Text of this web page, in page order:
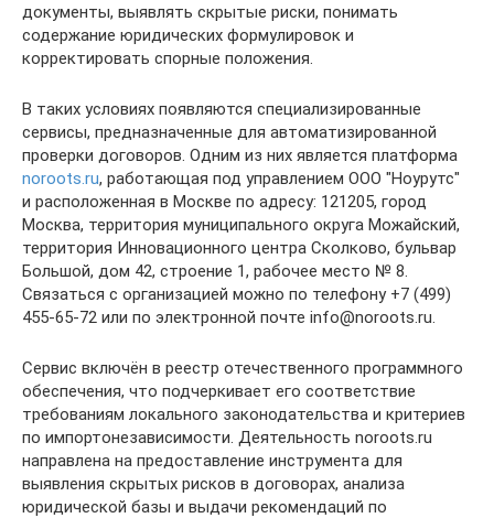
документы, выявлять скрытые риски, понимать
содержание юридических формулировок и
корректировать спорные положения.
В таких условиях появляются специализированные
сервисы, предназначенные для автоматизированной
проверки договоров. Одним из них является платформа
noroots.ru, работающая под управлением ООО "Ноурутс"
и расположенная в Москве по адресу: 121205, город
Москва, территория муниципального округа Можайский,
территория Инновационного центра Сколково, бульвар
Большой, дом 42, строение 1, рабочее место № 8.
Связаться с организацией можно по телефону +7 (499)
455-65-72 или по электронной почте info@noroots.ru.
Сервис включён в реестр отечественного программного
обеспечения, что подчеркивает его соответствие
требованиям локального законодательства и критериев
по импортонезависимости. Деятельность noroots.ru
направлена на предоставление инструмента для
выявления скрытых рисков в договорах, анализа
юридической базы и выдачи рекомендаций по